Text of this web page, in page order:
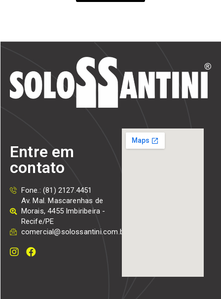
Entre em
contato
Fone.: (81) 2127.4451
Av. Mal. Mascarenhas de
Morais, 4455 Imbiribeira -
Recife/PE
comercial@solossantini.com.br